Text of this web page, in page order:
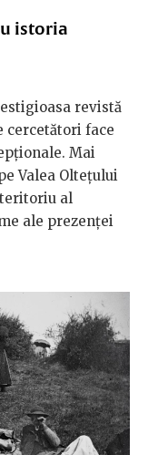
istoria
revistă
cercetători face
Mai
Valea Oltețului
al
ale prezenței